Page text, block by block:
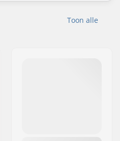
Toon alle